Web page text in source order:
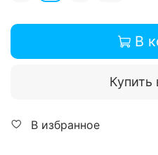
В
Купить
В избранное